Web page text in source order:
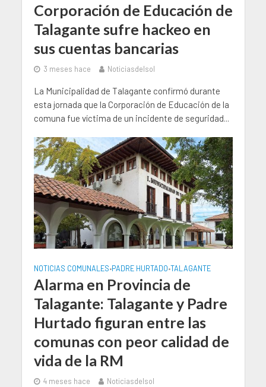
Corporación de Educación de
Talagante sufre hackeo en
sus cuentas bancarias
3 meses hace Noticiasdelsol
La Municipalidad de Talagante confirmó durante
esta jornada que la Corporación de Educación de la
comuna fue víctima de un incidente de seguridad...
NOTICIAS COMUNALES•PADRE HURTADO•TALAGANTE
Alarma en Provincia de
Talagante: Talagante y Padre
Hurtado figuran entre las
comunas con peor calidad de
vida de la RM
4 meses hace Noticiasdelsol